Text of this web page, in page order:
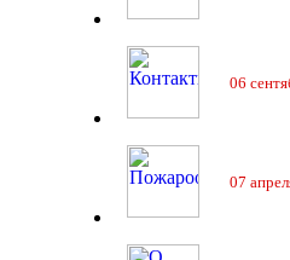
06
07